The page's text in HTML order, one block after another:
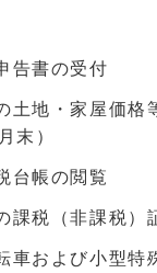
告書の受付
土地・家屋価格
末）
台帳の閲覧
課税（非課税）
車および小型特